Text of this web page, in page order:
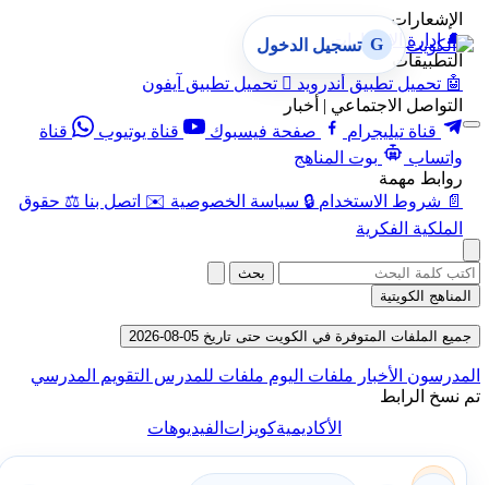
الإشعارات
🔔 إدارة الإشعارات
التطبيقات
🤖 تحميل تطبيق أندرويد  تحميل تطبيق آيفون
التواصل الاجتماعي | أخبار
قناة تيليجرام
صفحة فيسبوك قناة يوتيوب
قناة
واتساب
بوت المناهج
روابط مهمة
📄 شروط الاستخدام 🔒 سياسة الخصوصية ✉️ اتصل بنا ⚖️ حقوق
الملكية الفكرية
G تسجيل الدخول
بحث
المناهج الكويتية
جميع الملفات المتوفرة في الكويت حتى تاريخ 05-08-2026
المدرسون الأخبار ملفات اليوم ملفات للمدرس التقويم المدرسي
تم نسخ الرابط
الأكاديميةكويزاتالفيديوهات